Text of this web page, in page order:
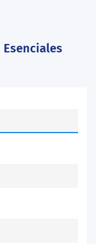
Esenciales